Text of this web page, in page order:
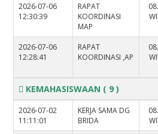
2026-07-06
12:30:39
RAPAT
KOORDINASI
MAP
2026-07-06
12:28:41
RAPAT
KOORDINASI ,AP
KEMAHASISWAAN ( 9 )
2026-07-02
11:11:01
KERJA SAMA DG
BRIDA